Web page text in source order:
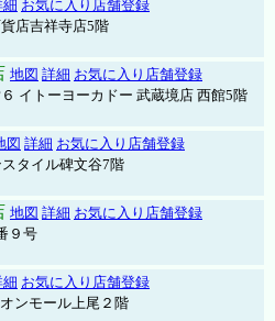
細 お気に入り店舗登録
店吉祥寺店5階
地図 詳細 お気に入り店舗登録
イトーヨーカドー 武蔵境店 西館5階
図 詳細 お気に入り店舗登録
タイル碑文谷7階
地図 詳細 お気に入り店舗登録
９号
細 お気に入り店舗登録
ンモール上尾２階